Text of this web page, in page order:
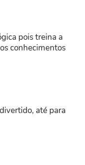
pois treina a
conhecimentos
até para